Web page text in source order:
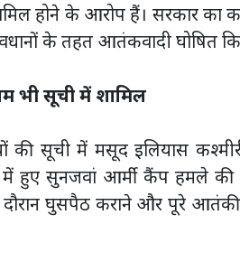
होने के आरोप हैं। सरकार का
के तहत आतंकवादी घोषित
भी सूची में शामिल
की सूची में मसूद इलियास
हुए सुनजवां आर्मी कैंप हमले की
घुसपैठ कराने और पूरे